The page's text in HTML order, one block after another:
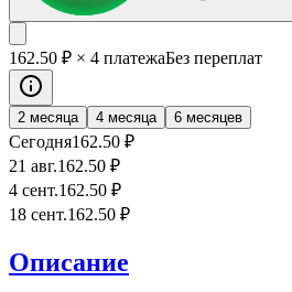
162.50 ₽ × 4 платежаБез переплат
2 месяца 4 месяца 6 месяцев
Сегодня162.50 ₽
21 авг.162.50 ₽
4 сент.162.50 ₽
18 сент.162.50 ₽
Описание